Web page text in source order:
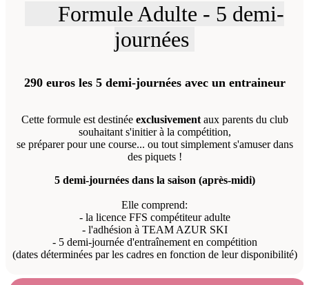
Formule Adulte - 5 demi-
journées
290 euros les 5 demi-journées avec un entraineur
Cette formule est destinée exclusivement aux parents du club
souhaitant s'initier à la compétition,
se préparer pour une course... ou tout simplement s'amuser dans
des piquets !
5 demi-journées dans la saison (après-midi)
Elle comprend:
- la licence FFS compétiteur adulte
- l'adhésion à TEAM AZUR SKI
- 5 demi-journée d'entraînement en compétition
(dates déterminées par les cadres en fonction de leur disponibilité)